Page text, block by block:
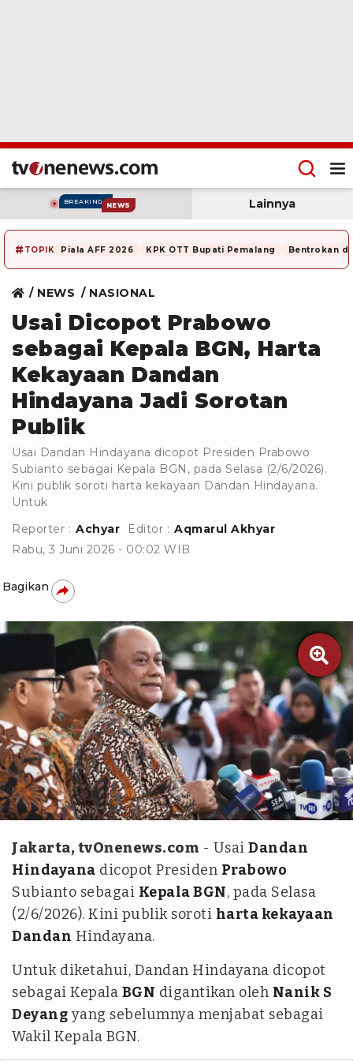
BREAKING NEWS Lainnya
# TOPIK Piala AFF 2026 KPK OTT Bupati Pemalang Bentrokan di
NEWS NASIONAL
Usai Dicopot Prabowo
sebagai Kepala BGN, Harta
Kekayaan Dandan
Hindayana Jadi Sorotan
Publik
Usai Dandan Hindayana dicopot Presiden Prabowo
Subianto sebagai Kepala BGN, pada Selasa (2/6/2026).
Kini publik soroti harta kekayaan Dandan Hindayana.
Untuk
Reporter : Achyar Editor : Aqmarul Akhyar
Rabu, 3 Juni 2026 - 00:02 WIB
Bagikan

BPMI Istana Negara
Jakarta, tvOnenews.com - Usai Dandan
Hindayana dicopot Presiden Prabowo
Subianto sebagai Kepala BGN, pada Selasa
(2/6/2026). Kini publik soroti harta kekayaan
Dandan Hindayana.
Untuk diketahui, Dandan Hindayana dicopot
sebagai Kepala BGN digantikan oleh Nanik S
Deyang yang sebelumnya menjabat sebagai
Wakil Kepala BGN.